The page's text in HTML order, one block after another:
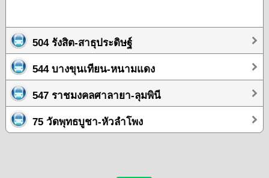
504 รังสิต-สาธุประดิษฐ์
544 บางขุนเทียน-หนามแดง
547 ราชมงคลศาลายา-ลุมพินี
75 วัดพุทธบูชา-หัวลำโพง